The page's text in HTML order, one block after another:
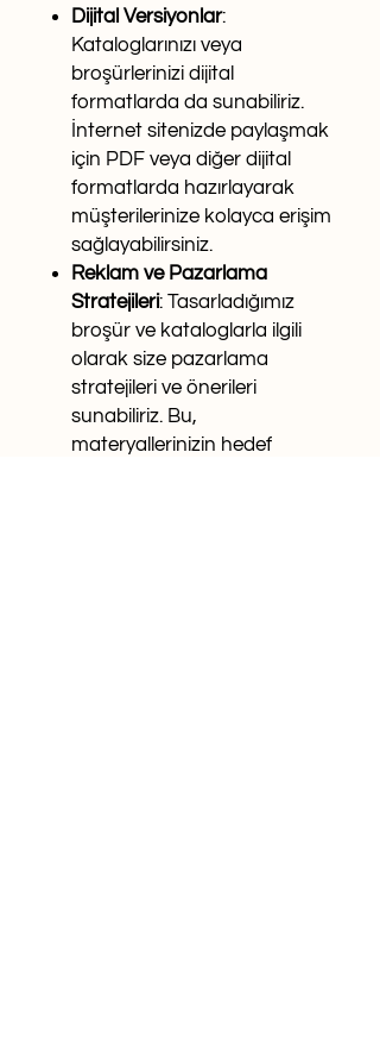
Dijital Versiyonlar:
Kataloglarınızı veya
broşürlerinizi dijital
formatlarda da sunabiliriz.
İnternet sitenizde paylaşmak
için PDF veya diğer dijital
formatlarda hazırlayarak
müşterilerinize kolayca erişim
sağlayabilirsiniz.
Reklam ve Pazarlama
Stratejileri: Tasarladığımız
broşür ve kataloglarla ilgili
olarak size pazarlama
stratejileri ve önerileri
sunabiliriz. Bu,
materyallerinizin hedef